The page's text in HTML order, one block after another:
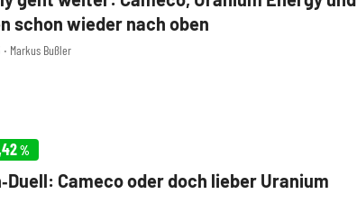
‧ Markus Bußler
schon wieder nach oben
%
Cameco oder doch lieber Uranium